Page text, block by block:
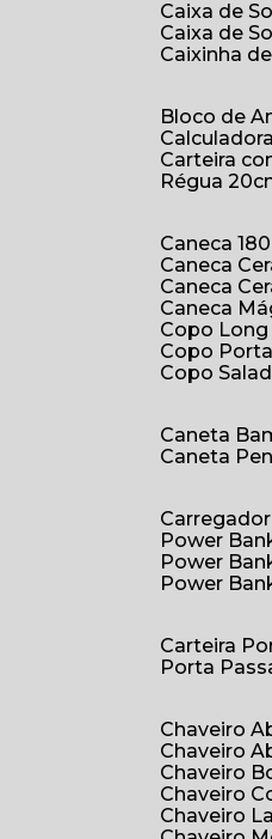
Caixa de
Caixa de
Caixinha
Bloco de
Carteira
Régua
Caneca
Caneca
Caneca
Caneca
Copo
Copo
Copo
Caneta
Caneta
Power
Power
Power
Carteira
Porta
Chaveiro
Chaveiro
Chaveiro
Chaveiro
Chaveiro